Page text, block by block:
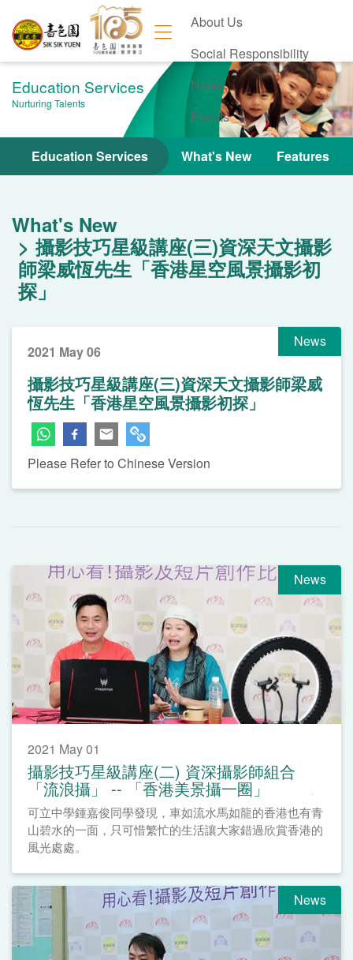
About Us
Social Responsibility
News
Events
Contact Us
Education Services
Nurturing Talents
Education Services What's New Features
What's New
攝影技巧星級講座(三)資深天文攝影
師梁威恆先生「香港星空風景攝影初
探」
News
2021 May 06
攝影技巧星級講座(三)資深天文攝影師梁威
恆先生「香港星空風景攝影初探」
Please Refer to Chinese Version
News
2021 May 01
攝影技巧星級講座(二) 資深攝影師組合
「流浪攝」 -- 「香港美景攝一圈」
可立中學鍾嘉俊同學發現，車如流水馬如龍的香港也有青
山碧水的一面，只可惜繁忙的生活讓大家錯過欣賞香港的
風光處處。
News